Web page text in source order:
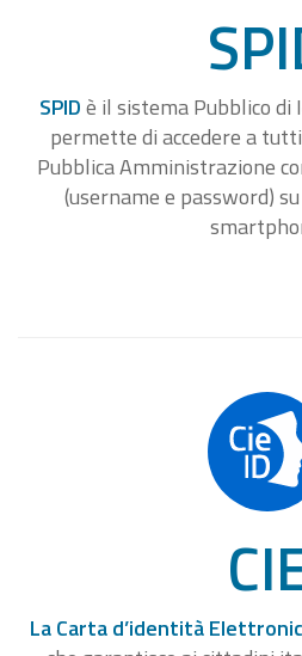
SPIDè il sistema Pubblico
permette di accedere a
Pubblica Amministrazione
(username e password)
La Carta d’identità